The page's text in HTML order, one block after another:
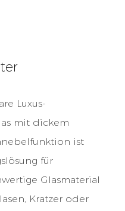
Luxus-
mit dickem
ist
für
Glasmaterial
Kratzer oder